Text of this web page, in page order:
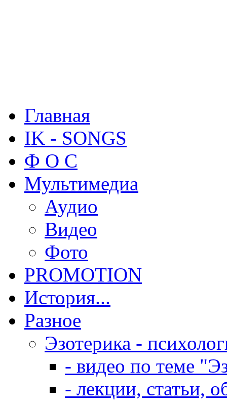
Главная
IK - SONGS
Ф О С
Мультимедиа
Аудио
Видео
Фото
PROMOTION
История...
Разное
Эзотерика -
- видео по теме
- лекции, статьи,